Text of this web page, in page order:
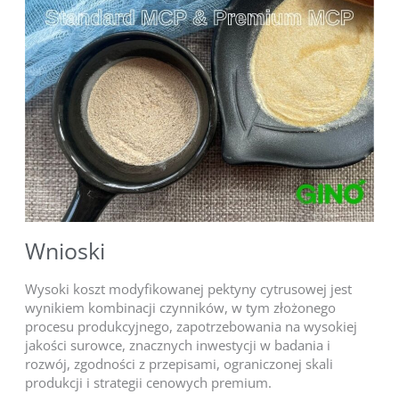
Wnioski
Wysoki koszt modyfikowanej pektyny cytrusowej jest
wynikiem kombinacji czynników, w tym złożonego
procesu produkcyjnego, zapotrzebowania na wysokiej
jakości surowce, znacznych inwestycji w badania i
rozwój, zgodności z przepisami, ograniczonej skali
produkcji i strategii cenowych premium.